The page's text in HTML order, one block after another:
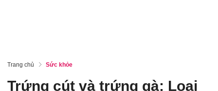
Trang chủ Sức khỏe
Trứng cút và trứng gà: Loại